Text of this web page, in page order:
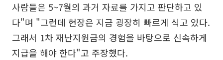
사람들은 5~7월의 과거 자료를 가지고 판단하고 있
다"며 "그런데 현장은 지금 굉장히 빠르게 식고 있다.
그래서 1차 재난지원금의 경험을 바탕으로 신속하게
지급을 해야 한다"고 주장했다.